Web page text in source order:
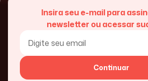
Insira seu e-mail para
newsletter ou acessar
Continuar